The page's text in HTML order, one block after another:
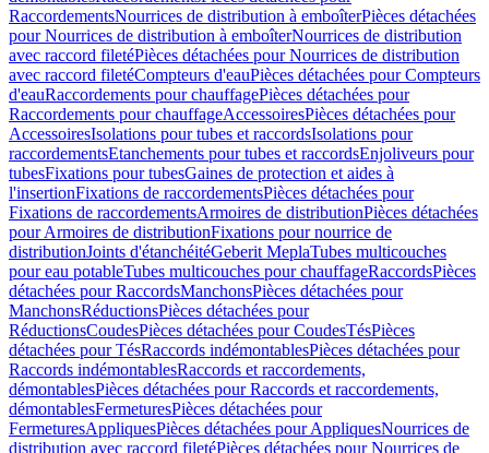
RaccordementsNourrices de distribution à emboîterPièces détachées
pour Nourrices de distribution à emboîterNourrices de distribution
avec raccord filetéPièces détachées pour Nourrices de distribution
avec raccord filetéCompteurs d'eauPièces détachées pour Compteurs
d'eauRaccordements pour chauffagePièces détachées pour
Raccordements pour chauffageAccessoiresPièces détachées pour
AccessoiresIsolations pour tubes et raccordsIsolations pour
raccordementsEtanchements pour tubes et raccordsEnjoliveurs pour
tubesFixations pour tubesGaines de protection et aides à
l'insertionFixations de raccordementsPièces détachées pour
Fixations de raccordementsArmoires de distributionPièces détachées
pour Armoires de distributionFixations pour nourrice de
distributionJoints d'étanchéitéGeberit MeplaTubes multicouches
pour eau potableTubes multicouches pour chauffageRaccordsPièces
détachées pour RaccordsManchonsPièces détachées pour
ManchonsRéductionsPièces détachées pour
RéductionsCoudesPièces détachées pour CoudesTésPièces
détachées pour TésRaccords indémontablesPièces détachées pour
Raccords indémontablesRaccords et raccordements,
démontablesPièces détachées pour Raccords et raccordements,
démontablesFermeturesPièces détachées pour
FermeturesAppliquesPièces détachées pour AppliquesNourrices de
distribution avec raccord filetéPièces détachées pour Nourrices de